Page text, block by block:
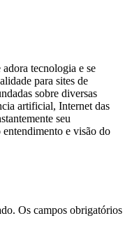
tecnologia e se
para sites de
sobre diversas
artificial, Internet das
seu
e visão do
Os campos obrigatórios